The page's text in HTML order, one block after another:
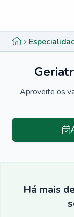
Aproveite os
Há mais